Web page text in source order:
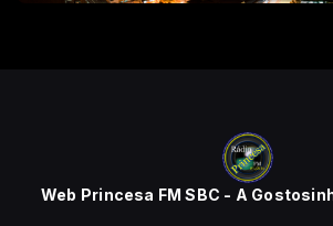
Web Princesa FM SBC - A